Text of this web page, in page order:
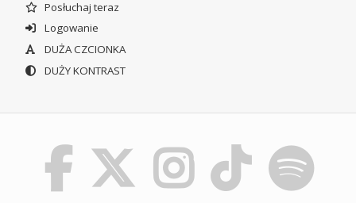
Posłuchaj teraz
Logowanie
DUŻA CZCIONKA
DUŻY KONTRAST